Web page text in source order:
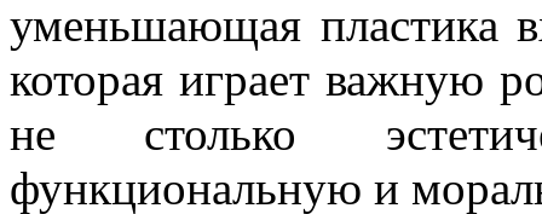
уменьшающая пластика
которая играет важную
не столько
функциональную и